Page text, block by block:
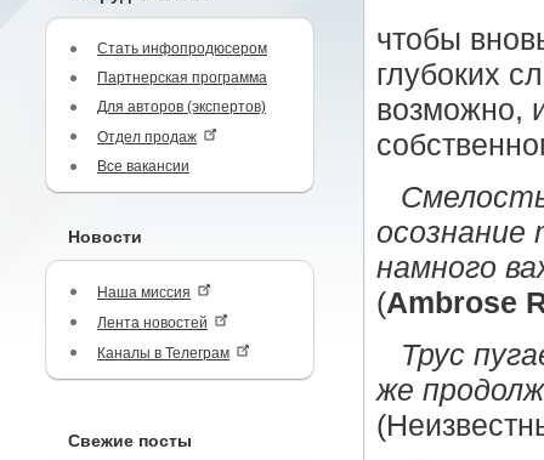
Стать инфопродюсером
Партнерская программа
Для авторов (экспертов)
Отдел продаж
Все вакансии
Новости
Наша миссия
Лента новостей
Каналы в Телеграм
Свежие посты
чтобы
глубоких
возможно,
намного
(Ambrose
Трус
же